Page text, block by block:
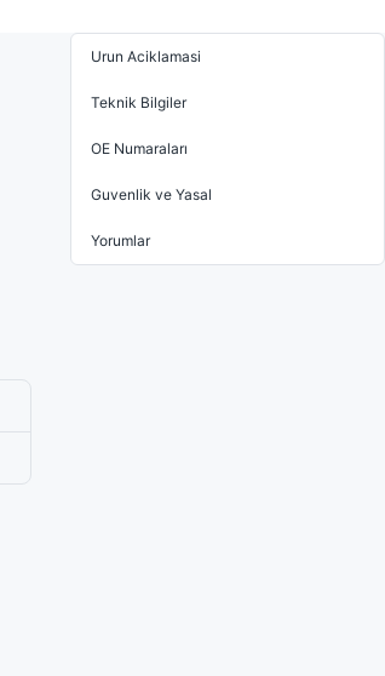
Urun Aciklamasi
Teknik Bilgiler
OE Numaraları
Guvenlik ve Yasal
Yorumlar